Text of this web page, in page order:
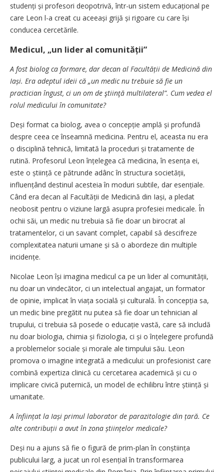
studenți și profesori deopotrivă, într-un sistem educațional pe
care Leon l-a creat cu aceeași grijă și rigoare cu care își
conducea cercetările.
Medicul, „un lider al comunității”
A fost biolog ca formare, dar decan al Facultății de Medicină din
Iași. Era adeptul ideii că „un medic nu trebuie să fie un
practician îngust, ci un om de ştiinţă multilateral”. Cum vedea el
rolul medicului în comunitate?
Deși format ca biolog, avea o concepție amplă și profundă
despre ceea ce înseamnă medicina. Pentru el, aceasta nu era
o disciplină tehnică, limitată la proceduri și tratamente de
rutină. Profesorul Leon înțelegea că medicina, în esența ei,
este o știință ce pătrunde adânc în structura societății,
influențând destinul acesteia în moduri subtile, dar esențiale.
Când era decan al Facultății de Medicină din Iași, a pledat
neobosit pentru o viziune largă asupra profesiei medicale. În
ochii săi, un medic nu trebuia să fie doar un birocrat al
tratamentelor, ci un savant complet, capabil să descifreze
complexitatea naturii umane și să o abordeze din multiple
incidențe.
Nicolae Leon își imagina medicul ca pe un lider al comunității,
nu doar un vindecător, ci un intelectual angajat, un formator
de opinie, implicat în viața socială și culturală. În concepția sa,
un medic bine pregătit nu putea să fie doar un tehnician al
trupului, ci trebuia să posede o educație vastă, care să includă
nu doar biologia, chimia și fiziologia, ci și o înțelegere profundă
a problemelor sociale și morale ale timpului său. Leon
promova o imagine integrată a medicului: un profesionist care
combină expertiza clinică cu cercetarea academică și cu o
implicare civică puternică, un model de echilibru între știință și
umanitate.
A înființat la Iași primul laborator de parazitologie din țară. Ce
alte contribuții a avut în zona științelor medicale?
Deși nu a ajuns să fie o figură de prim-plan în conștiința
publicului larg, a jucat un rol esențial în transformarea